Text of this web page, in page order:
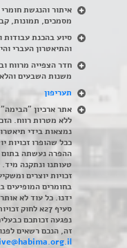
איתור והנגשת חומרי
מסמכים, תמונות,
סיוע בהכנת
והתיאטרון העברי
משנות השבעים
תעריפון
אתר ארכיון
ללא מטרות רווח.
נמצאות בידי
ככל שהופרו זכויות
ההפרה נעשתה בתום
טעותנו ונתקנה
זכויות יוצרים
בחומרים המופיעים
ידנו. כל עוד לא
נפגעה זכותכם
זה, הנכם רשאים